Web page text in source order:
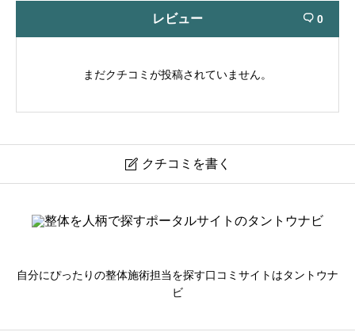
レビュー  0
まだクチコミが投稿されていません。
 クチコミを書く
自分にぴったりの整体施術担当を探す口コミサイトはタントウナ
ビ